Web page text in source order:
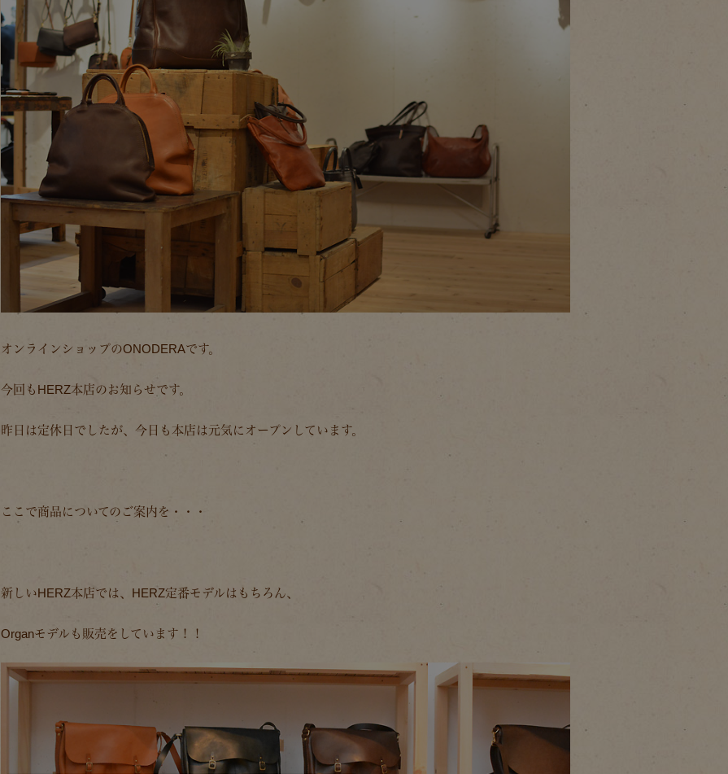
オンラインショップのONODERAです。
今回もHERZ本店のお知らせです。
昨日は定休日でしたが、今日も本店は元気にオープンしています。
ここで商品についてのご案内を・・・
新しいHERZ本店では、HERZ定番モデルはもちろん、
Organモデルも販売をしています！！